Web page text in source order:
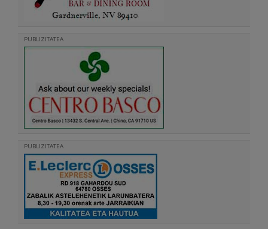
PUBLIZITATEA
PUBLIZITATEA